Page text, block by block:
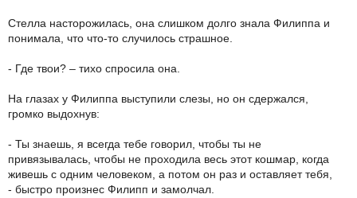
Стелла насторожилась, она слишком долго знала Филиппа и
понимала, что что-то случилось страшное.
- Где твои? – тихо спросила она.
На глазах у Филиппа выступили слезы, но он сдержался,
громко выдохнув:
- Ты знаешь, я всегда тебе говорил, чтобы ты не
привязывалась, чтобы не проходила весь этот кошмар, когда
живешь с одним человеком, а потом он раз и оставляет тебя,
- быстро произнес Филипп и замолчал.